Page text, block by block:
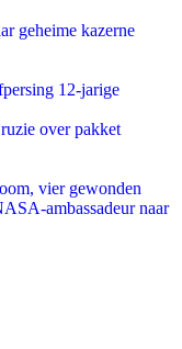
geheime kazerne
12-jarige
over pakket
vier gewonden
ambassadeur naar